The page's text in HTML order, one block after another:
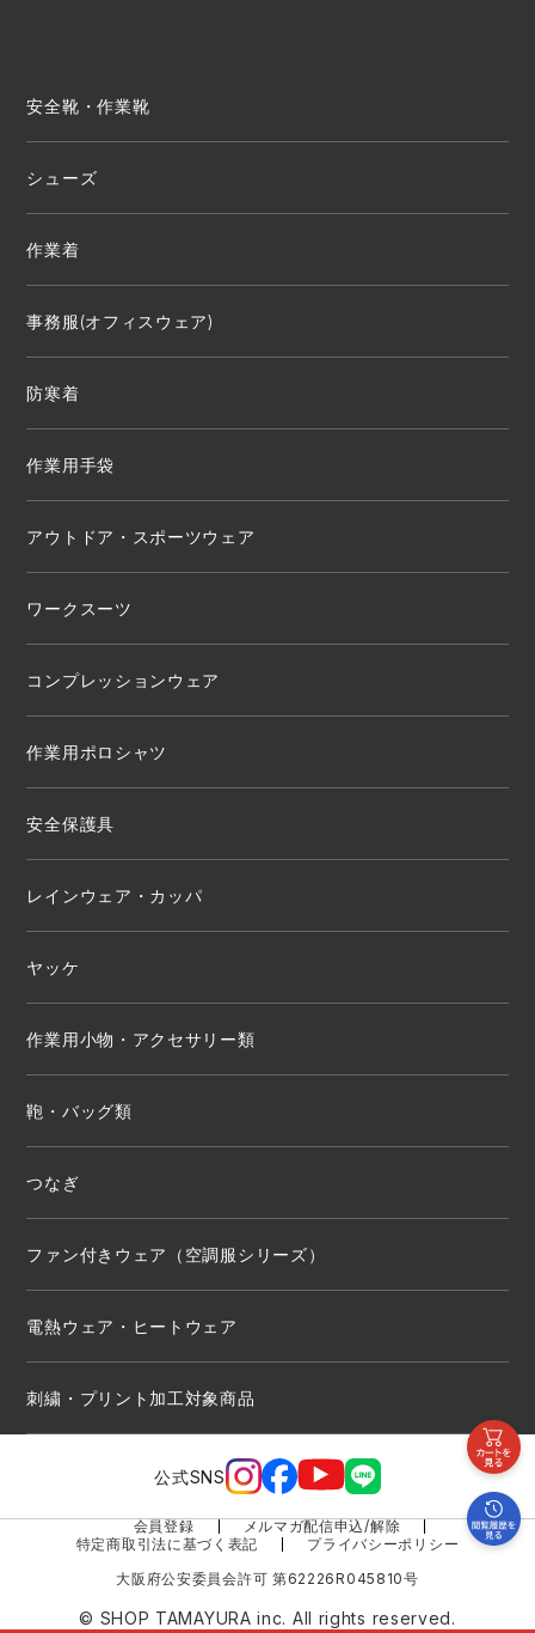
安全靴・作業靴
シューズ
作業着
事務服(オフィスウェア)
防寒着
作業用手袋
アウトドア・スポーツウェア
ワークスーツ
コンプレッションウェア
作業用ポロシャツ
安全保護具
レインウェア・カッパ
ヤッケ
作業用小物・アクセサリー類
鞄・バッグ類
つなぎ
ファン付きウェア（空調服シリーズ）
電熱ウェア・ヒートウェア
刺繍・プリント加工対象商品
公式SNS
会員登録
メルマガ配信申込/解除
特定商取引法に基づく表記
プライバシーポリシー
大阪府公安委員会許可 第62226R045810号
© SHOP TAMAYURA inc. All rights reserved.